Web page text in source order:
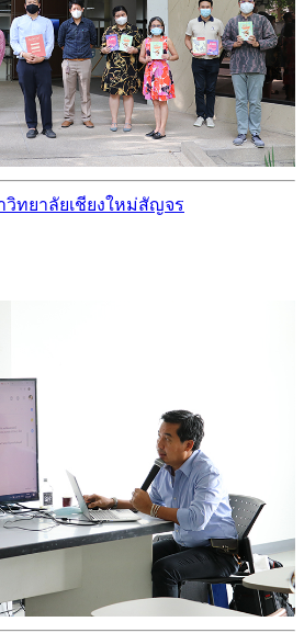
ทยาลัยเชียงใหม่สัญจร